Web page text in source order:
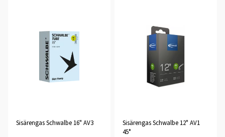
Sisärengas Schwalbe 16" AV3
Sisärengas Schwalbe 12" AV1
45°